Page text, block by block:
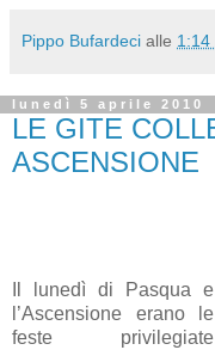
Pippo Bufardeci alle 1:14
lunedì 5 aprile 2010
LE GITE
ASCENSIONE
Il lunedì di Pasqua e
l’Ascensione erano le
feste privilegiate